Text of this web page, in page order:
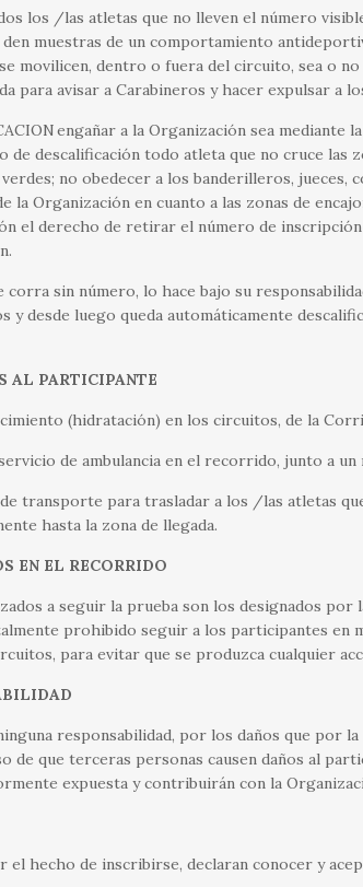
los /las atletas que no lleven el número
muestras de un comportamiento
movilicen, dentro o fuera del circuito, sea o
para avisar a Carabineros y hacer expulsar a
engañar a la Organización sea
de descalificación todo atleta que no cruce las
no obedecer a los banderilleros,
la Organización en cuanto a las zonas de
el derecho de retirar el número de
corra sin número, lo hace bajo su
desde luego queda automáticamente
AL PARTICIPANTE
(hidratación) en los circuitos, de la
de ambulancia en el recorrido, junto a
transporte para trasladar a los /las atletas
hasta la zona de llegada.
EN EL RECORRIDO
a seguir la prueba son los designados
prohibido seguir a los participantes
para evitar que se produzca cualquier
responsabilidad, por los daños que por
de que terceras personas causen daños al
expuesta y contribuirán con la
el hecho de inscribirse, declaran conocer y